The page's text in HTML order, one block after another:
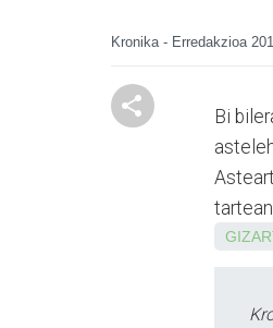
Kronika - Erredakzioa
Bi